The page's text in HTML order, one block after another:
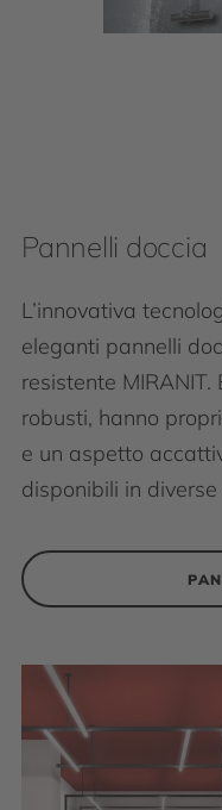
Pannelli doccia
L’innovativa
eleganti pannelli
resistente
robusti, hanno
e un aspetto
disponibili in diverse